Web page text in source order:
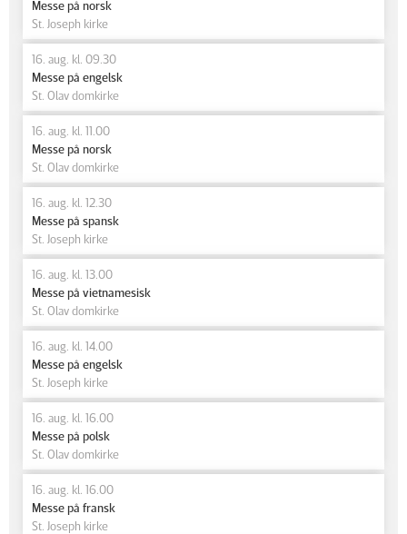
Messe på norsk
St. Joseph kirke
16. aug. kl. 09.30
Messe på engelsk
St. Olav domkirke
16. aug. kl. 11.00
Messe på norsk
St. Olav domkirke
16. aug. kl. 12.30
Messe på spansk
St. Joseph kirke
16. aug. kl. 13.00
Messe på vietnamesisk
St. Olav domkirke
16. aug. kl. 14.00
Messe på engelsk
St. Joseph kirke
16. aug. kl. 16.00
Messe på polsk
St. Olav domkirke
16. aug. kl. 16.00
Messe på fransk
St. Joseph kirke